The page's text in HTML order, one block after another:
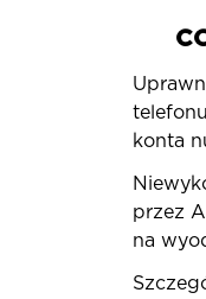
konta
przez
na